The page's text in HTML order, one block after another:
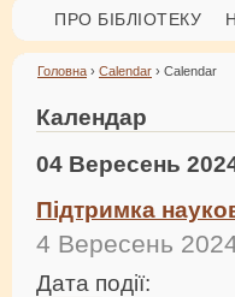
ПРО БІБЛІОТЕКУ
Головна › Calendar › Calendar
Календар
04 Вересень
Підтримка
4 Вересень
Дата події: